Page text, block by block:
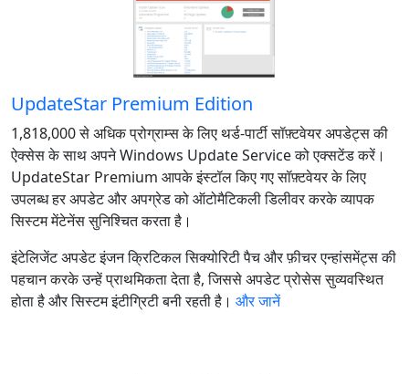
UpdateStar Premium Edition
1,818,000 से अधिक प्रोग्राम्स के लिए थर्ड‑पार्टी सॉफ़्टवेयर अपडेट्स की
ऐक्सेस के साथ अपने Windows Update Service को एक्सटेंड करें।
UpdateStar Premium आपके इंस्टॉल किए गए सॉफ़्टवेयर के लिए
उपलब्ध हर अपडेट और अपग्रेड को ऑटोमैटिकली डिलीवर करके व्यापक
सिस्टम मेंटेनेंस सुनिश्चित करता है।
इंटेलिजेंट अपडेट इंजन क्रिटिकल सिक्योरिटी पैच और फ़ीचर एन्हांसमेंट्स की
पहचान करके उन्हें प्राथमिकता देता है, जिससे अपडेट प्रोसेस सुव्यवस्थित
होता है और सिस्टम इंटीग्रिटी बनी रहती है। और जानें